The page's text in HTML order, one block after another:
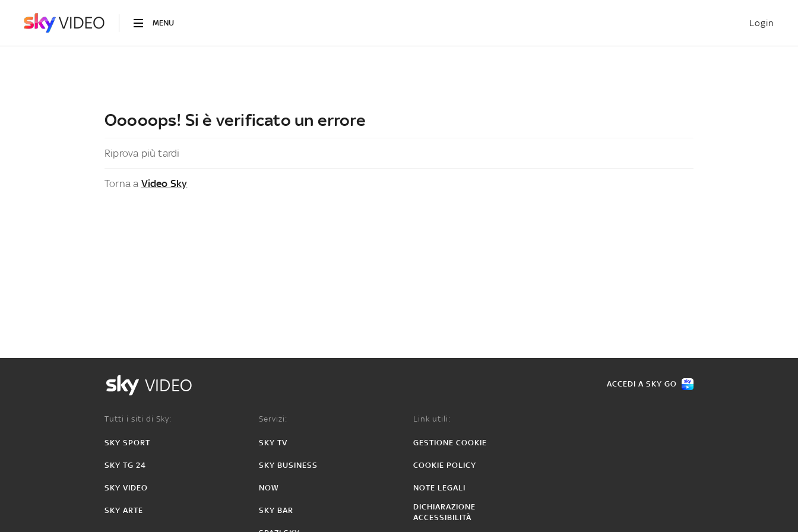
MENU Login
Ooooops! Si è verificato un errore
Riprova più tardi
Torna a Video Sky
VIDEO ACCEDI A SKY GO
Tutti i siti di Sky:
SKY SPORT
SKY TG 24
SKY VIDEO
SKY ARTE
Servizi:
SKY TV
SKY BUSINESS
NOW
SKY BAR
Link utili:
GESTIONE COOKIE
COOKIE POLICY
NOTE LEGALI
DICHIARAZIONE
ACCESSIBILITÀ